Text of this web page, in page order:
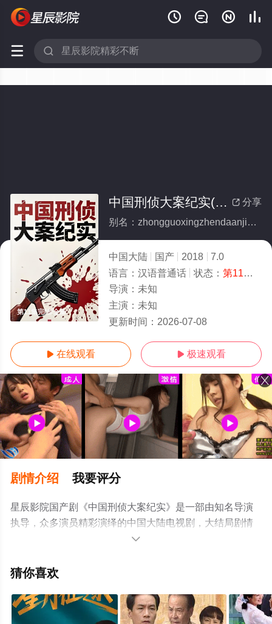
   
 
第11集完结/全集
 分享
中国刑侦大案纪实(全集)
别名：zhongguoxingzhendaanjishi
中国大陆 国产 2018
7.0
语言： 汉语普通话 状态： 第11集完结
导演： 未知
主演： 未知
更新时间： 2026-07-08
 在线观看  极速观看
剧情介绍 我要评分
星辰影院国产剧《中国刑侦大案纪实》是一部由知名导演
执导，众多演员精彩演绎的中国大陆电视剧，大结局剧情
已揭晓（第11集完结），手机免费观看高清无删减完整版
视剧、电视猫或剧情网等平台了解。

猜你喜欢